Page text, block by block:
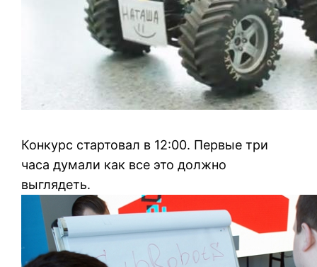
Конкурс стартовал в 12:00. Первые три
часа думали как все это должно
выглядеть.